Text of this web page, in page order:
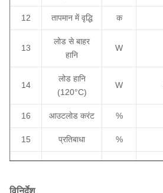
12 तापमान में वृद्धि क
13
लोड से बाहर
हानि
W
14
लोड हानि
(120°C)
W
16 आउटलोड करंट %
15 प्रतिबाधा %
घुमावदार